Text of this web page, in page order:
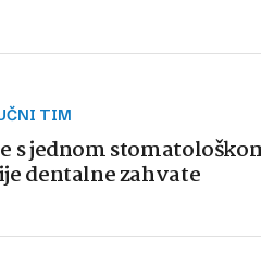
TIM
s jednom
dentalne zahvate